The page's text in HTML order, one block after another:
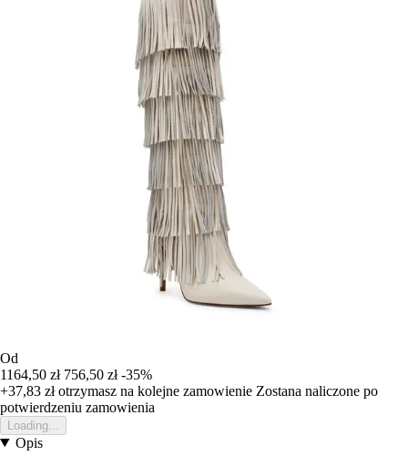
Od
1164,50 zł 756,50 zł -35%
+37,83 złotrzymasz na kolejne zamowienie Zostana naliczone po
potwierdzeniu zamowienia
Loading...
Opis